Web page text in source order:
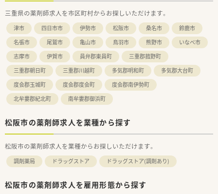
三重県の薬剤師求人を市区町村からお探しいただけます。
津市 四日市市 伊勢市 松阪市 桑名市
鈴鹿市
名張市
尾鷲市 亀山市 鳥羽市 熊野市
いなべ市
志摩市
伊賀市 員弁郡東員町
三重郡菰野町
三重郡朝日町
三重郡川越町 多気郡明和町
多気郡大台町
度会郡玉城町
度会郡度会町
度会郡南伊勢町
北牟婁郡紀北町
南牟婁郡御浜町
松阪市の薬剤師求人を業種から探す
松阪市の薬剤師求人を業種からお探しいただけます。
調剤薬局 ドラッグストア ドラッグストア(調剤あり)
松阪市の薬剤師求人を雇用形態から探す